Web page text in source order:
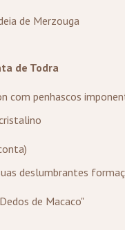
de Merzouga
de Todra
com penhascos
deslumbrantes
de Macaco"